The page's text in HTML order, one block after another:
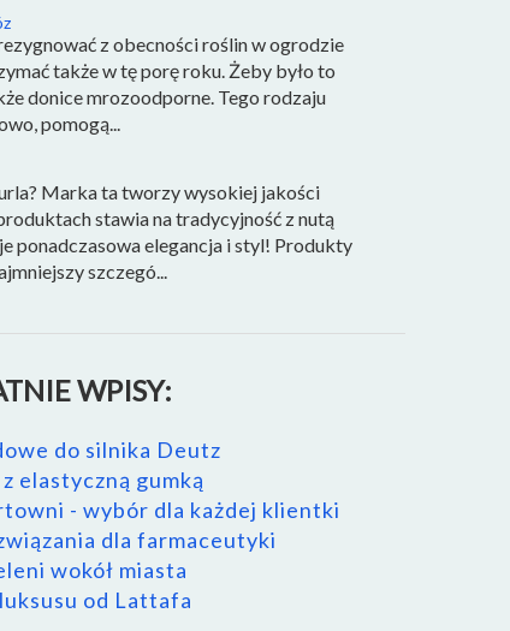
z obecności roślin w ogrodzie
także w tę porę roku. Żeby było to
donice mrozoodporne. Tego rodzaju
pomogą...
Marka ta tworzy wysokiej jakości
stawia na tradycyjność z nutą
ponadczasowa elegancja i styl! Produkty
szczegó...
WPISY:
do silnika Deutz
elastyczną gumką
- wybór dla każdej klientki
dla farmaceutyki
wokół miasta
od Lattafa